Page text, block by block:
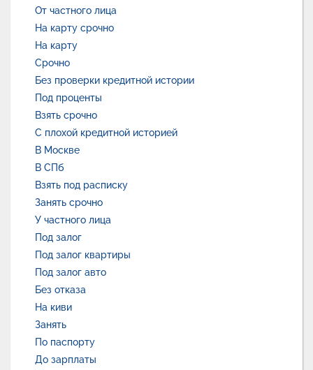
От частного лица
На карту срочно
На карту
Срочно
Без проверки кредитной истории
Под проценты
Взять срочно
С плохой кредитной историей
В Москве
В СПб
Взять под расписку
Занять срочно
У частного лица
Под залог
Под залог квартиры
Под залог авто
Без отказа
На киви
Занять
По паспорту
До зарплаты